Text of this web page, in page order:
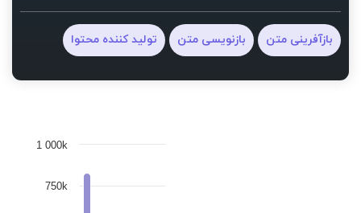
بازآفرینی متن بازنویسی متن تولید کننده محتوا
750k
1 000k